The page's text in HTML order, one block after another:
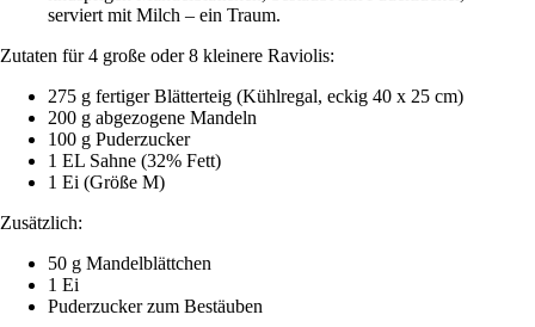
serviert mit Milch – ein Traum.
Zutaten für 4 große oder 8 kleinere Raviolis:
275 g fertiger Blätterteig (Kühlregal, eckig 40 x 25 cm)
200 g abgezogene Mandeln
100 g Puderzucker
1 EL Sahne (32% Fett)
1 Ei (Größe M)
Zusätzlich:
50 g Mandelblättchen
1 Ei
Puderzucker zum Bestäuben